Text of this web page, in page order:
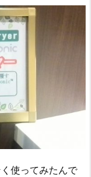
使ってみたんで